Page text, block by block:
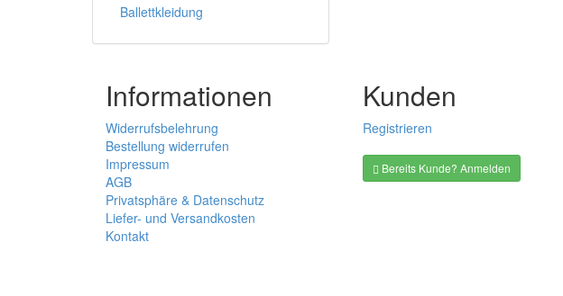
Ballettkleidung
Informationen
Widerrufsbelehrung
Bestellung widerrufen
Impressum
AGB
Privatsphäre & Datenschutz
Liefer- und Versandkosten
Kontakt
Kunden
Registrieren
Bereits Kunde? Anmelden